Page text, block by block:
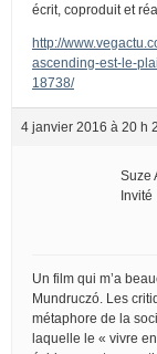
écrit, coproduit et
http://
ascending-est-le-
18738/
4 janvier 2016 à 20 h
Suze
Invité
Un film qui m’a
Mundruczó. Les
métaphore de la
laquelle le « vivre